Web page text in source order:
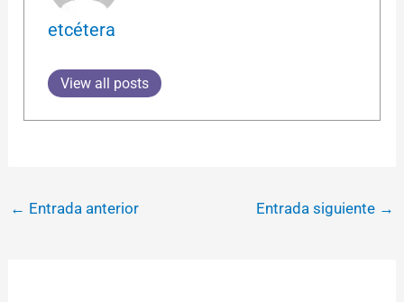
etcétera
View all posts
← Entrada anterior Entrada siguiente →